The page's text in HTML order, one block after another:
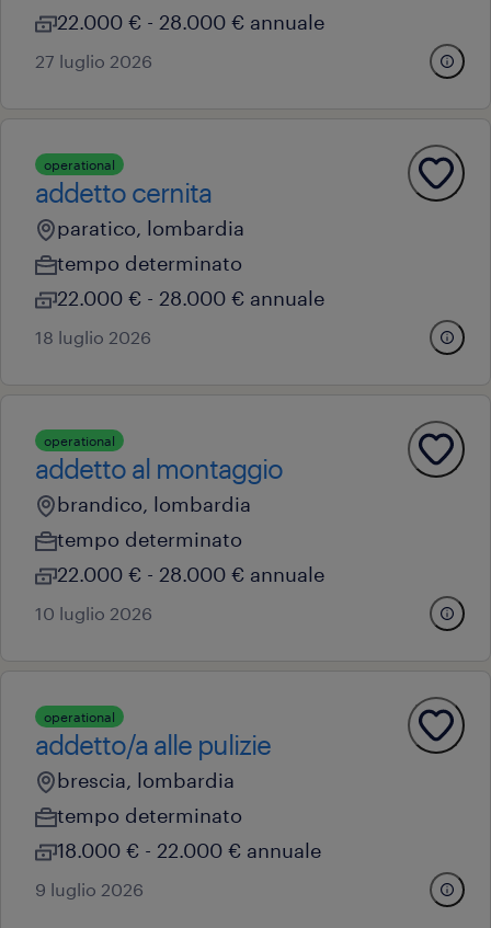
22.000 € - 28.000 € annuale
27 luglio 2026
operational
addetto cernita
paratico, lombardia
tempo determinato
22.000 € - 28.000 € annuale
18 luglio 2026
operational
addetto al montaggio
brandico, lombardia
tempo determinato
22.000 € - 28.000 € annuale
10 luglio 2026
operational
addetto/a alle pulizie
brescia, lombardia
tempo determinato
18.000 € - 22.000 € annuale
9 luglio 2026